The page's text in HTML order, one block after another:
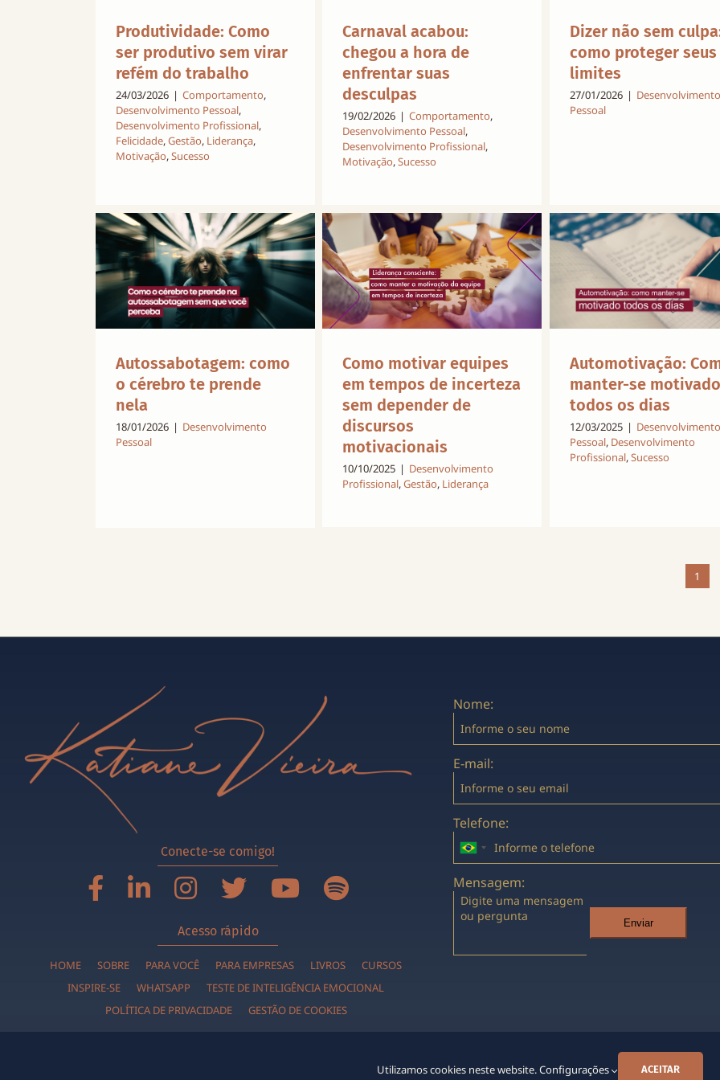
Produtividade: Como
ser produtivo sem virar
refém do trabalho
24/03/2026 | Comportamento,
Desenvolvimento Pessoal,
Desenvolvimento Profissional,
Felicidade,Gestão, Liderança,
Motivação,Sucesso
Carnaval acabou:
chegou a hora de
enfrentar suas
desculpas
19/02/2026 | Comportamento,
Desenvolvimento Pessoal,
Desenvolvimento Profissional,
Motivação,Sucesso
Dizer não sem
como proteger seus
limites
27/01/2026 | Desenvolvimento
Pessoal
Autossabotagem: como
o cérebro te prende
nela
18/01/2026 | Desenvolvimento
Pessoal
Como motivar equipes
em tempos de incerteza
sem depender de
discursos
motivacionais
10/10/2025 | Desenvolvimento
Profissional,Gestão, Liderança
Automotivação:
manter-se motivado
todos os dias
12/03/2025 | Desenvolvimento
Pessoal, Desenvolvimento
Profissional,Sucesso
1
Conecte-se comigo!
Acesso rápido
HOME SOBRE PARA VOCÊ PARA EMPRESAS LIVROS
CURSOS
INSPIRE-SE
WHATSAPP
TESTE DE INTELIGÊNCIA EMOCIONAL
POLÍTICA DE PRIVACIDADE
GESTÃO DE COOKIES
Nome:
E-mail:
Telefone:
Mensagem:
Enviar
Utilizamos cookies neste website.Configurações ACEITAR